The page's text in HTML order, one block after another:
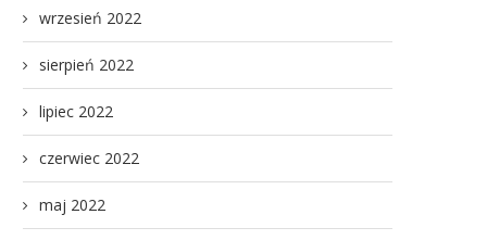
wrzesień 2022
sierpień 2022
lipiec 2022
czerwiec 2022
maj 2022